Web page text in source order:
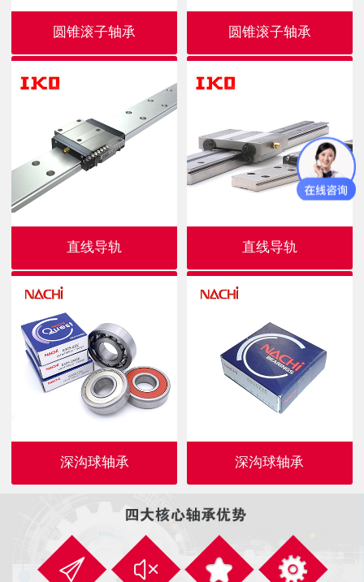
圆锥滚子轴承 圆锥滚子轴承
直线导轨 直线导轨
深沟球轴承 深沟球轴承